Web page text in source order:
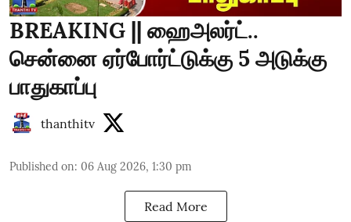
BREAKING || ஹைஅலர்ட்..
சென்னை ஏர்போர்ட்டுக்கு 5 அடுக்கு
பாதுகாப்பு
thanthitv
Published on: 06 Aug 2026, 1:30 pm
Read More